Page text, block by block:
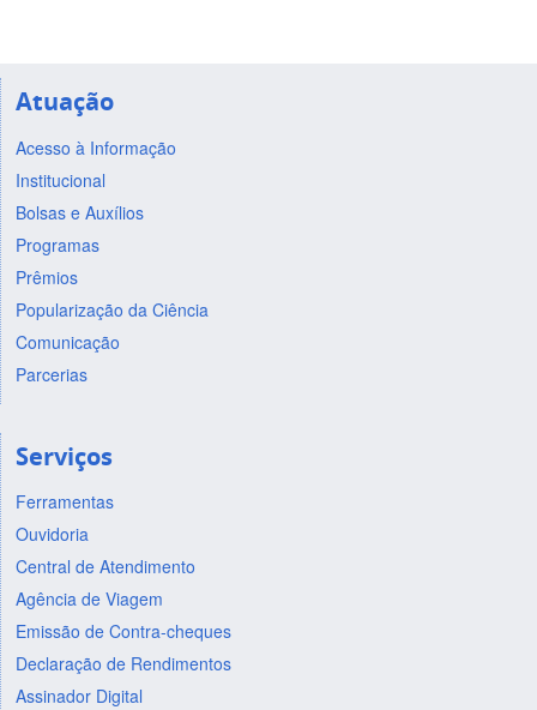
Atuação
Acesso à Informação
Institucional
Bolsas e Auxílios
Programas
Prêmios
Popularização da Ciência
Comunicação
Parcerias
Serviços
Ferramentas
Ouvidoria
Central de Atendimento
Agência de Viagem
Emissão de Contra-cheques
Declaração de Rendimentos
Assinador Digital